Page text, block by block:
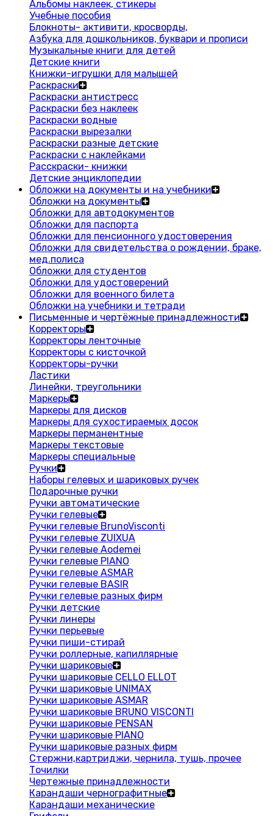
Альбомы наклеек, стикеры
Учебные пособия
Блокноты- активити, кросворды,
Азбука для дошкольников, буквари и прописи
Музыкальные книги для детей
Детские книги
Книжки-игрушки для малышей
Раскраски
Раскраски антистресс
Раскраски без наклеек
Раскраски водные
Раскраски вырезалки
Раскраски разные детские
Раскраски с наклейками
Расскраски- книжки
Детские энциклопедии
Обложки на документы и на учебники
Обложки на документы
Обложки для автодокументов
Обложки для паспорта
Обложки для пенсионного удостоверения
Обложки для свидетельства о рождении, браке,
мед.полиса
Обложки для студентов
Обложки для удостоверений
Обложки для военного билета
Обложки на учебники и тетради
Письменные и чертёжные принадлежности
Корректоры
Корректоры ленточные
Корректоры с кисточкой
Корректоры-ручки
Ластики
Линейки, треугольники
Маркеры
Маркеры для дисков
Маркеры для сухостираемых досок
Маркеры перманентные
Маркеры текстовые
Маркеры специальные
Ручки
Наборы гелевых и шариковых ручек
Подарочные ручки
Ручки автоматические
Ручки гелевые
Ручки гелевые BrunoVisconti
Ручки гелевые ZUIXUA
Ручки гелевые Aodemei
Ручки гелевые PIANO
Ручки гелевые ASMAR
Ручки гелевые BASIR
Ручки гелевые разных фирм
Ручки детские
Ручки линеры
Ручки перьевые
Ручки пиши-стирай
Ручки роллерные, капиллярные
Ручки шариковые
Ручки шариковые CELLO ELLOT
Ручки шариковые UNIMAX
Ручки шариковые ASMAR
Ручки шариковые BRUNO VISCONTI
Ручки шариковые PENSAN
Ручки шариковые PIANO
Ручки шариковые разных фирм
Стержни,картриджи, чернила, тушь, прочее
Точилки
Чертежные принадлежности
Карандаши чернографитные
Карандаши механические